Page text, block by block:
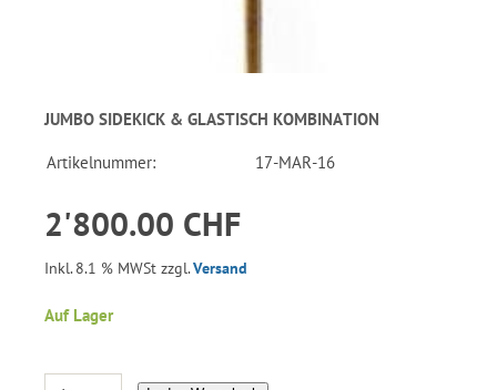
JUMBO SIDEKICK & GLASTISCH KOMBINATION
Artikelnummer: 17-MAR-16
2'800.00 CHF
Inkl. 8.1 % MWSt zzgl.Versand
Auf Lager